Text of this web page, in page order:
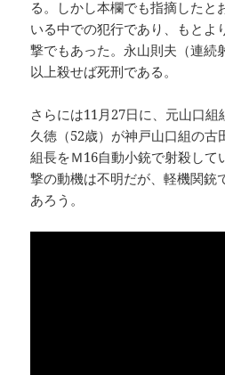
る。しかし本欄でも指摘したと
いる中での犯行であり、もとよ
撃でもあった。永山則夫（連続
以上殺せば死刑である。
さらには11月27日に、元山口
久徳（52歳）が神戸山口組の古
組長をＭ16自動小銃で射殺して
撃の動機は不明だが、軽機関銃
あろう。